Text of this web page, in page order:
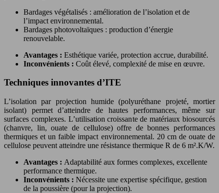
Bardages végétalisés : amélioration de l’isolation et de
l’impact environnemental.
Bardages photovoltaïques : production d’énergie
renouvelable.
Avantages : Esthétique variée, protection accrue, durabilité.
Inconvénients : Coût élevé, complexité de mise en œuvre.
Techniques innovantes d’ITE
L’isolation par projection humide (polyuréthane projeté, mortier
isolant) permet d’atteindre de hautes performances, même sur
surfaces complexes. L’utilisation croissante de matériaux biosourcés
(chanvre, lin, ouate de cellulose) offre de bonnes performances
thermiques et un faible impact environnemental. 20 cm de ouate de
cellulose peuvent atteindre une résistance thermique R de 6 m².K/W.
Avantages : Adaptabilité aux formes complexes, excellente
performance thermique.
Inconvénients : Nécessite une expertise spécifique, gestion
de la poussière (pour la projection).